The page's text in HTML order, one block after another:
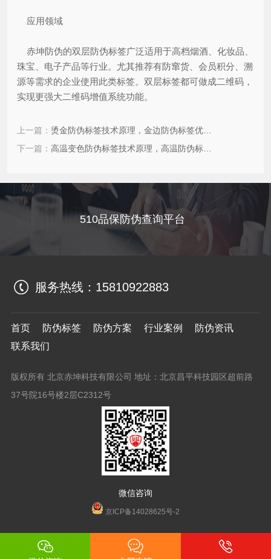
应用领域
赤坤防伪的双层防伪标签广泛适用于高档烟酒、化妆品、
珠宝、电子产品等行业。尤其推荐有防窜货、会员积分、溯
源等需求的企业使用此类标签。双层标签都可做成二维码，
实现更强大二维码增值系统功能。
上一篇：
下一篇：
510品保防伪查询平台
服务热线： 15810922883
首页 防伪标签 防伪方案 行业案例
防伪资讯
联系我们
版权所有 北京赤坤科技有限公司 地址：北京昌平科技园区超前路
37号院16号楼2层C2312号
微信咨询
京ICP备14028625号-2